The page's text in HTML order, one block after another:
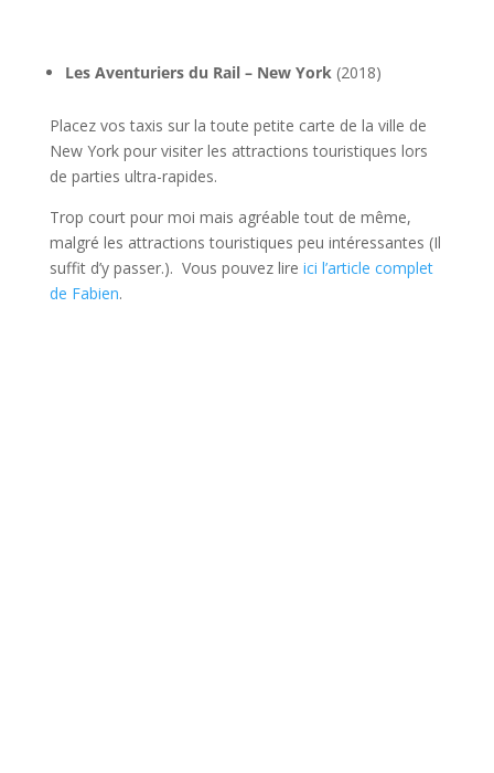
Les Aventuriers du Rail – New York(2018)
Placez vos taxis sur la toute petite carte de la ville de
New York pour visiter les attractions touristiques lors
de parties ultra-rapides.
Trop court pour moi mais agréable tout de même,
malgré les attractions touristiques peu intéressantes (Il
suffit d’y passer.). Vous pouvez lire ici l’article complet
de Fabien.